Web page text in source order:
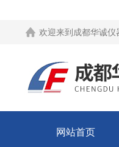
欢迎来到 成都华诚
网站首页